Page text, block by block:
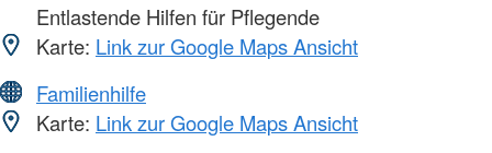
Entlastende Hilfen für Pflegende
Karte: Link zur Google Maps Ansicht
Familienhilfe
Karte: Link zur Google Maps Ansicht